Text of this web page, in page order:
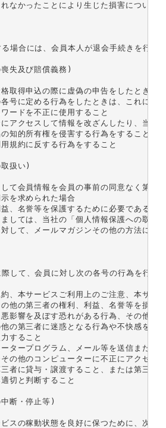
なかったことにより生じた損害について
場合には、会員本人が退会手続きを行
失及び賠償義務)
取得申込の際に虚偽の申告をしたとき、
号に定める行為をしたときは、これによ
ードを不正に使用すること
アクセスして情報を改ざんしたり、当ホ
知的所有権を侵害する行為をすること
規約に反する行為をすること
扱い)
て会員情報を会員の事前の同意なく第三
を求められた場合
、名誉等を保護するために必要であると
しては、当社の「個人情報保護への取組
して、メールマガジンその他の方法によ
して、会員に対し次の各号の行為を行う
、本サービスご利用上のご注意、本サー
他の第三者の権利、利益、名誉等を損ね
影響を及ぼす恐れがある行為、その他公
の第三者に迷惑となる行為や不快感を抱
すること
タープログラム、メール等を送信または
の他のコンピューターに不正にアクセス
者に貸与・譲渡すること、または第三者
切と判断すること
断・停止等)
スの稼動状態を良好に保つために、次の